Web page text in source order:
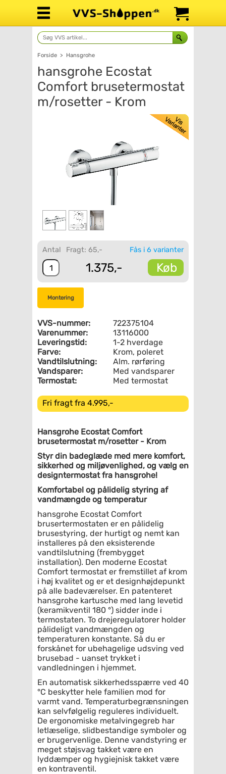
Forside > Hansgrohe
hansgrohe Ecostat
Comfort brusetermostat
m/rosetter - Krom
Fås i 6 varianter
Antal Fragt: 65,-
1.375,- Køb
Montering
VVS-nummer:
722375104
Varenummer:
13116000
Leveringstid:
1-2 hverdage
Farve:
Krom, poleret
Vandtilslutning:
Alm. rørføring
Vandsparer:
Med vandsparer
Termostat:
Med termostat
Fri fragt fra 4.995,-
Hansgrohe Ecostat Comfort
brusetermostat m/rosetter - Krom
Styr din badeglæde med mere komfort,
sikkerhed og miljøvenlighed, og vælg en
designtermostat fra hansgrohe!
Komfortabel og pålidelig styring af
vandmængde og temperatur
hansgrohe Ecostat Comfort
brusertermostaten er en pålidelig
brusestyring, der hurtigt og nemt kan
installeres på den eksisterende
vandtilslutning (frembygget
installation). Den moderne Ecostat
Comfort termostat er fremstillet af krom
i høj kvalitet og er et designhøjdepunkt
på alle badeværelser. En patenteret
hansgrohe kartusche med lang levetid
(keramikventil 180 °) sidder inde i
termostaten. To drejeregulatorer holder
pålideligt vandmængden og
temperaturen konstante. Så du er
forskånet for ubehagelige udsving ved
brusebad - uanset trykket i
vandledningen i hjemmet.
En automatisk sikkerhedsspærre ved 40
°C beskytter hele familien mod for
varmt vand. Temperaturbegrænsningen
kan selvfølgelig reguleres individuelt.
De ergonomiske metalvingegreb har
letlæselige, slidbestandige symboler og
er brugervenlige. Denne vandstyring er
meget støjsvag takket være en
lyddæmper og hygiejnisk takket være
en kontraventil.